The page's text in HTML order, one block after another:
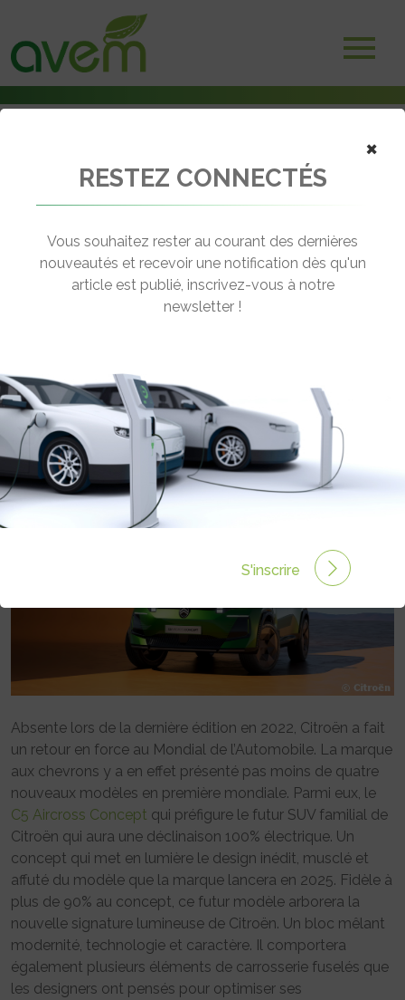
Citroën présente le C5 Aircross Concept
← Revenir aux actualités
CONCEPT
Rédigé par Emmanuel Maumon le 19 Oct 2024 à 06:00
0 commentaires
Absente lors de la dernière édition en 2022, Citroën a fait
un retour en force au Mondial de l’Automobile. La marque
aux chevrons y a en effet présenté pas moins de quatre
nouveaux modèles en première mondiale. Parmi eux, le
C5 Aircross Concept qui préfigure le futur SUV familial de
Citroën qui aura une déclinaison 100% électrique. Un
concept qui met en lumière le design inédit, musclé et
affuté du modèle que la marque lancera en 2025. Fidèle à
plus de 90% au concept, ce futur modèle arborera la
nouvelle signature lumineuse de Citroën. Un bloc mêlant
modernité, technologie et caractère. Il comportera
également plusieurs éléments de carrosserie fuselés que
les designers ont pensés pour optimiser ses
×
RESTEZ CONNECTÉS
Vous souhaitez rester au courant des dernières
nouveautés et recevoir une notification dès qu'un
article est publié, inscrivez-vous à notre
newsletter !
S'inscrire